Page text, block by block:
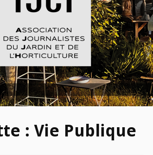
du
: Vie Publique